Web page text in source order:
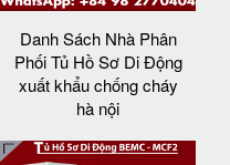
Danh Sách Nhà Phân
Phối Tủ Hồ Sơ Di Động
xuất khẩu chống cháy
hà nội